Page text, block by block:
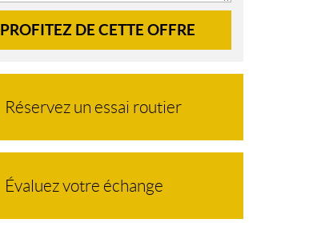
PROFITEZ DE CETTE OFFRE
Réservez un essai routier
Évaluez votre échange